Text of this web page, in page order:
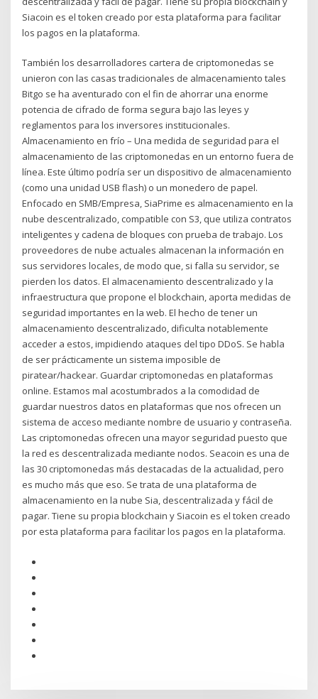
Siacoin es el token creado por esta plataforma para facilitar
los pagos en la plataforma.
También los desarrolladores cartera de criptomonedas se
unieron con las casas tradicionales de almacenamiento tales
Bitgo se ha aventurado con el fin de ahorrar una enorme
potencia de cifrado de forma segura bajo las leyes y
reglamentos para los inversores institucionales.
Almacenamiento en frío – Una medida de seguridad para el
almacenamiento de las criptomonedas en un entorno fuera de
línea. Este último podría ser un dispositivo de almacenamiento
(como una unidad USB flash) o un monedero de papel.
Enfocado en SMB/Empresa, SiaPrime es almacenamiento en la
nube descentralizado, compatible con S3, que utiliza contratos
inteligentes y cadena de bloques con prueba de trabajo. Los
proveedores de nube actuales almacenan la información en
sus servidores locales, de modo que, si falla su servidor, se
pierden los datos. El almacenamiento descentralizado y la
infraestructura que propone el blockchain, aporta medidas de
seguridad importantes en la web. El hecho de tener un
almacenamiento descentralizado, dificulta notablemente
acceder a estos, impidiendo ataques del tipo DDoS. Se habla
de ser prácticamente un sistema imposible de
piratear/hackear. Guardar criptomonedas en plataformas
online. Estamos mal acostumbrados a la comodidad de
guardar nuestros datos en plataformas que nos ofrecen un
sistema de acceso mediante nombre de usuario y contraseña.
Las criptomonedas ofrecen una mayor seguridad puesto que
la red es descentralizada mediante nodos. Seacoin es una de
las 30 criptomonedas más destacadas de la actualidad, pero
es mucho más que eso. Se trata de una plataforma de
almacenamiento en la nube Sia, descentralizada y fácil de
pagar. Tiene su propia blockchain y Siacoin es el token creado
por esta plataforma para facilitar los pagos en la plataforma.